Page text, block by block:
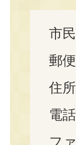
市
郵
住
電